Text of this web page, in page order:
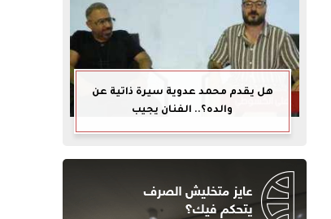
هل يقدم محمد عدوية سيرة ذاتية عن
والده؟.. الفنان يجيب